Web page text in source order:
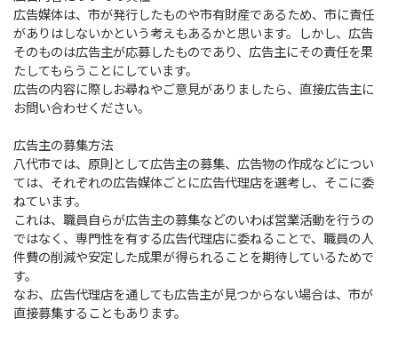
広告媒体は、市が発行したものや市有財産であるため、市に責任
がありはしないかという考えもあるかと思います。しかし、広告
そのものは広告主が応募したものであり、広告主にその責任を果
たしてもらうことにしています。
広告の内容に際しお尋ねやご意見がありましたら、直接広告主に
お問い合わせください。
広告主の募集方法
八代市では、原則として広告主の募集、広告物の作成などについ
ては、それぞれの広告媒体ごとに広告代理店を選考し、そこに委
ねています。
これは、職員自らが広告主の募集などのいわば営業活動を行うの
ではなく、専門性を有する広告代理店に委ねることで、職員の人
件費の削減や安定した成果が得られることを期待しているためで
す。
なお、広告代理店を通しても広告主が見つからない場合は、市が
直接募集することもあります。